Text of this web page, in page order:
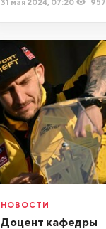
НОВОСТИ
Доцент кафедры